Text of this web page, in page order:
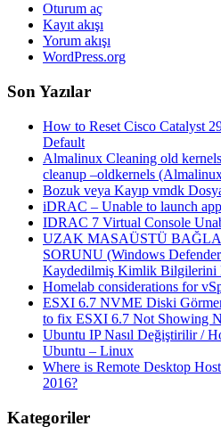
Oturum aç
Kayıt akışı
Yorum akışı
WordPress.org
Son Yazılar
How to Reset Cisco Catalyst
Default
Almalinux Cleaning old
cleanup –oldkernels
Bozuk veya Kayıp vmdk
iDRAC – Unable to launch
IDRAC 7 Virtual Console
UZAK MASAÜSTÜ
SORUNU (Windows
Kaydedilmiş Kimlik Bilgilerini
Homelab considerations for
ESXI 6.7 NVME Diski
to fix ESXI 6.7 Not Showing
Ubuntu IP Nasıl Değiştirilir /
Ubuntu – Linux
Where is Remote Desktop
2016?
Kategoriler